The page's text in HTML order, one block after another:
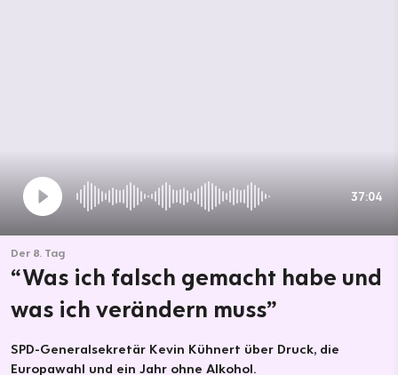
37:04
Der 8. Tag
“Was ich falsch gemacht habe und
was ich verändern muss”
SPD-Generalsekretär Kevin Kühnert über Druck, die
Europawahl und ein Jahr ohne Alkohol.